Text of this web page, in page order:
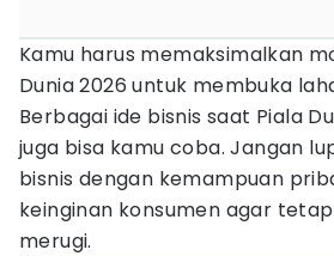
Kamu harus memaksimalkan
Dunia 2026 untuk membuka
Berbagai ide bisnis saat Piala
juga bisa kamu coba. Jangan
bisnis dengan kemampuan
keinginan konsumen agar
merugi.